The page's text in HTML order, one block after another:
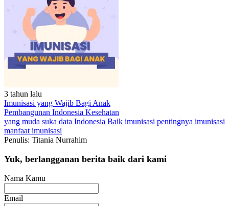
3 tahun lalu
Imunisasi yang Wajib Bagi Anak
Pembangunan Indonesia Kesehatan
yang muda suka data Indonesia Baik imunisasi pentingnya imunisasi
manfaat imunisasi
Penulis: Titania Nurrahim
Yuk, berlangganan berita baik dari kami
Nama Kamu
Email